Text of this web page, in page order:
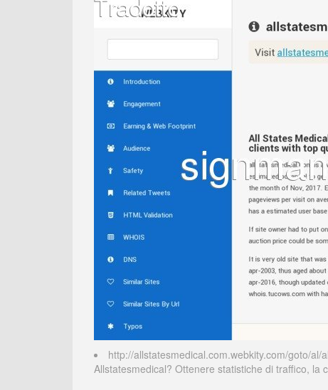
http://allstatesmedical.com.webkity.com/goto/al/
Allstatesmedical? Ottenere statistiche di traffico,